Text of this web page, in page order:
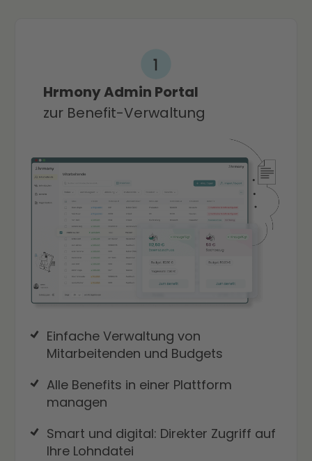
Hrmony Admin P ortal
zur Benefit-Verwaltung
Einfache Verwaltung von
Mitarbeitenden und Budgets
Alle Benefits in einer Plattform
managen
Smart und digital: Direkter Zugriff auf
Ihre Lohndatei